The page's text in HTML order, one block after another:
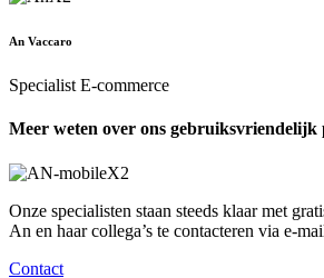
An Vaccaro
Specialist E-commerce
Meer weten over ons gebruiksvriendelijk
Onze specialisten staan steeds klaar met
An en haar collega’s te contacteren via e-
Contact